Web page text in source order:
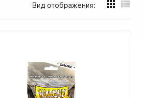
Вид отображения: